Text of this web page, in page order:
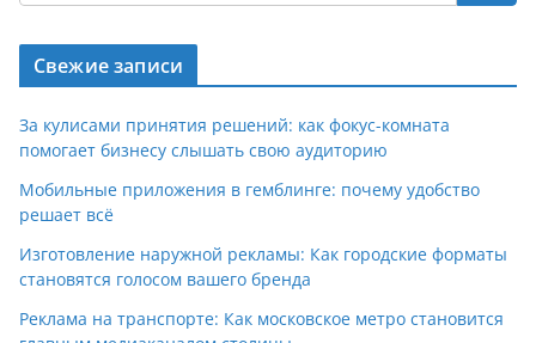
Свежие записи
За кулисами принятия решений: как фокус-комната
помогает бизнесу слышать свою аудиторию
Мобильные приложения в гемблинге: почему удобство
решает всё
Изготовление наружной рекламы: Как городские форматы
становятся голосом вашего бренда
Реклама на транспорте: Как московское метро становится